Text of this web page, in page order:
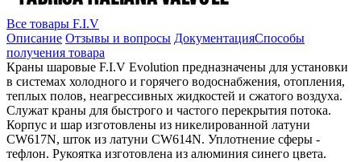
Все товары F.I.V
Описание Отзывы и вопросы ДокументацияСпособы
получения товара
Краны шаровые F.I.V Evolution предназначены для установки
в системах холодного и горячего водоснабжения, отопления,
теплых полов, неагрессивных жидкостей и сжатого воздуха.
Служат краны для быстрого и частого перекрытия потока.
Корпус и шар изготовлены из никелированной латуни
CW617N, шток из латуни CW614N. Уплотнение сферы -
тефлон. Рукоятка изготовлена из алюминия синего цвета.